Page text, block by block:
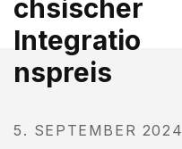
chsischer
Integratio
nspreis
5. SEPTEMBER 2024